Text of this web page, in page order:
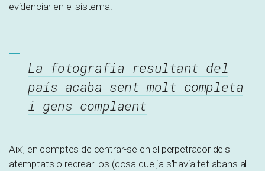
evidenciar en el sistema.
La fotografia resultant del
país acaba sent molt completa
i gens complaent
Així, en comptes de centrar-se en el perpetrador dels
atemptats o recrear-los (cosa que ja s’havia fet abans al